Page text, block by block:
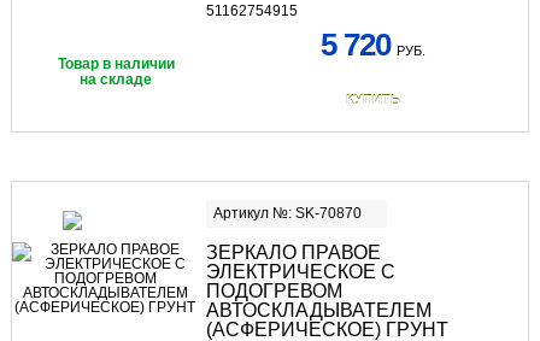
51162754915
Товар в наличии
на складе
5 720 РУБ.
КУПИТЬ
Артикул №: SK-70870
ЗЕРКАЛО ПРАВОЕ
ЭЛЕКТРИЧЕСКОЕ С
ПОДОГРЕВОМ
АВТОСКЛАДЫВАТЕЛЕМ
(АСФЕРИЧЕСКОЕ) ГРУНТ